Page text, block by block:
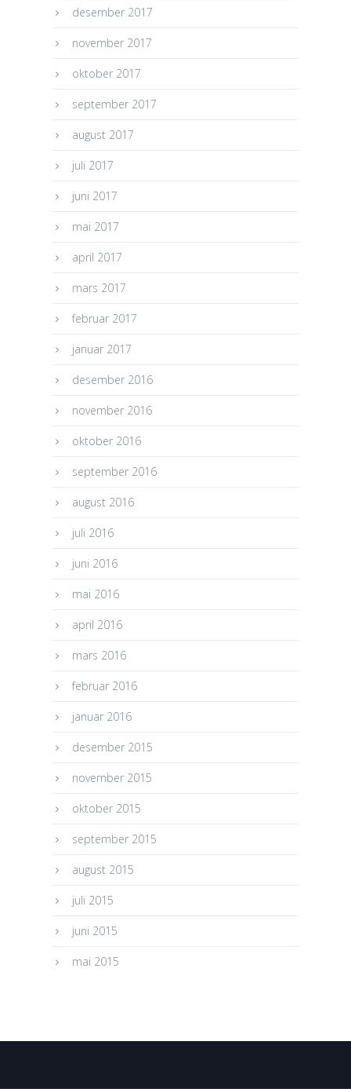
desember 2017
november 2017
oktober 2017
september 2017
august 2017
juli 2017
juni 2017
mai 2017
april 2017
mars 2017
februar 2017
januar 2017
desember 2016
november 2016
oktober 2016
september 2016
august 2016
juli 2016
juni 2016
mai 2016
april 2016
mars 2016
februar 2016
januar 2016
desember 2015
november 2015
oktober 2015
september 2015
august 2015
juli 2015
juni 2015
mai 2015